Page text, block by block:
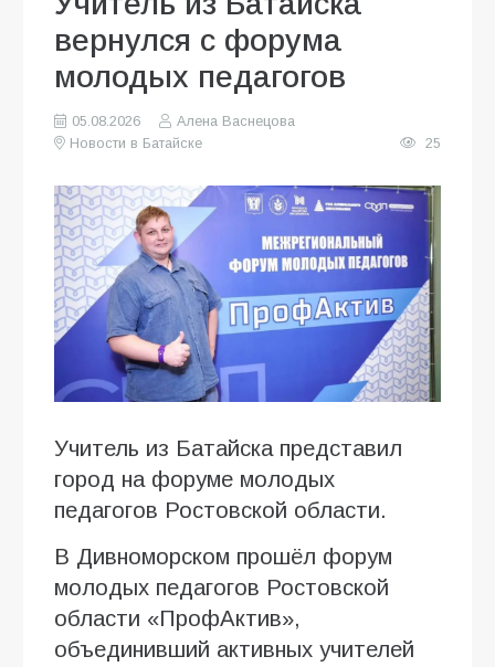
вернулся с форума
молодых педагогов
05.08.2026
Алена Васнецова
Новости в Батайске
25
Учитель из Батайска представил
город на форуме молодых
педагогов Ростовской области.
В Дивноморском прошёл форум
молодых педагогов Ростовской
области «ПрофАктив»,
объединивший активных учителей